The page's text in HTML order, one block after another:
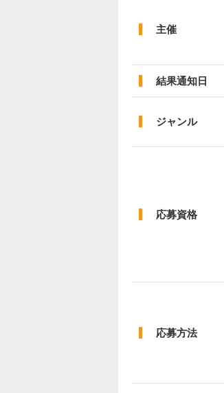
主催
結果通知日
ジャンル
応募資格
応募方法